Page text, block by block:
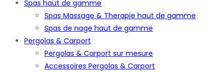
Spas haut de gamme
Spas Massage & Therapie haut de gamme
Spas de nage haut de gamme
Pergolas & Carport
Pergolas & Carport sur mesure
Accessoires Pergolas & Carport